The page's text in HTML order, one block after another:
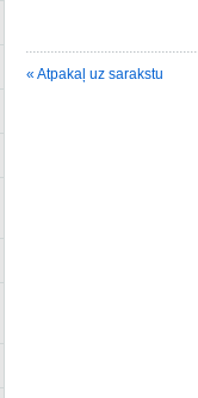
« Atpakaļ uz sarakstu